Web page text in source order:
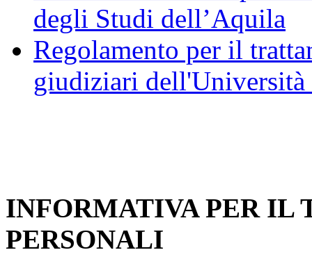
degli Studi dell’Aquila
Regolamento per il
giudiziari
INFORMATIVA PER IL
PERSONALI